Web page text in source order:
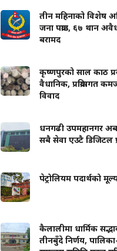
तीन महिनाको विशेष
जना पक्राउ, ६७ थान
बरामद
कृष्णपुरको साल काठ
वैधानिक, प्रक्रियागत
विवाद
धनगढी उपमहानगर
सबै सेवा एउटै डिजिटल
पेट्रोलियम पदार्थको
कैलालीमा धार्मिक
तीनबुँदे निर्णय,